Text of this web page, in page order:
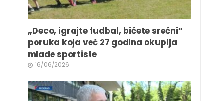
„Deco, igrajte fudbal, bićete srećni“
poruka koja već 27 godina okuplja
mlade sportiste
16/06/2026